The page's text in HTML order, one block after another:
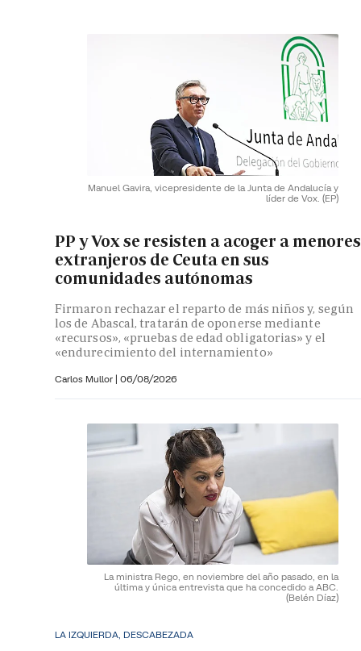
Manuel Gavira, vicepresidente de la Junta de Andalucía y
líder de Vox. (EP)
PP y Vox se resisten a acoger a menores
extranjeros de Ceuta en sus
comunidades autónomas
Firmaron rechazar el reparto de más niños y, según
los de Abascal, tratarán de oponerse mediante
«recursos», «pruebas de edad obligatorias» y el
«endurecimiento del internamiento»
Carlos Mullor | 06/08/2026
La ministra Rego, en noviembre del año pasado, en la
última y única entrevista que ha concedido a ABC.
(Belén Díaz)
LA IZQUIERDA, DESCABEZADA